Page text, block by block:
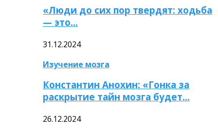
«Люди до сих пор твердят: ходьба
— это…
31.12.2024
Изучение мозга
Константин Анохин: «Гонка за
раскрытие тайн мозга будет…
26.12.2024